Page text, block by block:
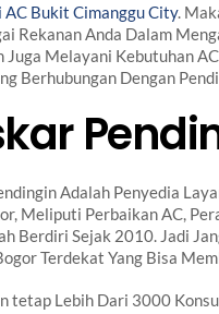
AC Bukit Cimanggu City.
Rekanan Anda Dalam
Juga Melayani Kebutuhan
Berhubungan Dengan
Adalah Penyedia
Meliputi Perbaikan AC,
Berdiri Sejak 2010. Jadi
Terdekat Yang Bisa
tetap Lebih Dari 3000